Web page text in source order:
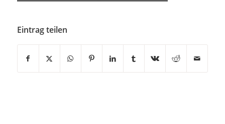
Eintrag teilen